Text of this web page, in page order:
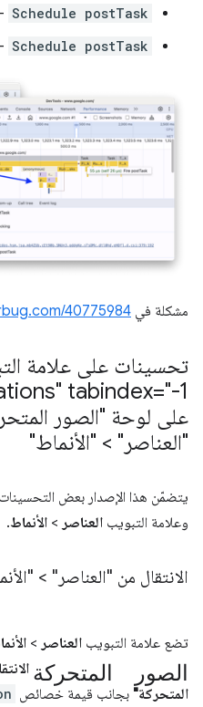
Schedule postTask
Schedule postTask
مشكلة في Chromium: 40775984
تحسينات على علامة
على لوحة "الصور
"العناصر" > "الأنماط"
يتضمّن هذا الإصدار بعض
وعلامة التبويب العناصر > الأنماط.
الانتقال من "العناصر" >
تضع علامة التبويب العناصر >
الصور المتحركة
المتحركة" بجانب قيمة خصائص